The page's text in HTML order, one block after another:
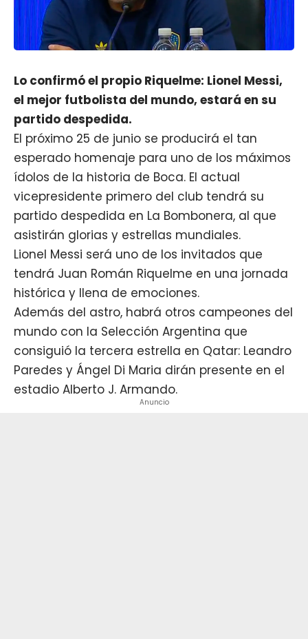
Lo confirmó el propio Riquelme: Lionel Messi,
el mejor futbolista del mundo, estará en su
partido despedida.
El próximo 25 de junio se producirá el tan
esperado homenaje para uno de los máximos
ídolos de la historia de Boca. El actual
vicepresidente primero del club tendrá su
partido despedida en La Bombonera, al que
asistirán glorias y estrellas mundiales.
Lionel Messi será uno de los invitados que
tendrá Juan Román Riquelme en una jornada
histórica y llena de emociones.
Además del astro, habrá otros campeones del
mundo con la Selección Argentina que
consiguió la tercera estrella en Qatar: Leandro
Paredes y Ángel Di Maria dirán presente en el
estadio Alberto J. Armando.
Anuncio